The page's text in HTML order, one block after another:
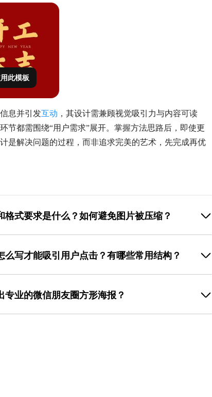
此模板
息并引发互动 ，其设计需兼顾视觉吸引力与内容可读
节都需围绕“用户需求”展开。掌握方法思路后，即使更
是解决问题的过程，而非追求完美的艺术，先完成再优
式要求是什么？如何避免图片被压缩？
需要透明背景或文字较多的设计，但文件较大。为避免图
作海报时，导出时可选择“微信朋友圈”场景，工具会自动
写才能吸引用户点击？有哪些常用结构？
人选错了？”“这个秘密，99%的人不知道”；3. 紧迫型：
业的微信朋友圈方形海报？
合适模板，拖拽式操作界面让修改更直观，即使没有设计经